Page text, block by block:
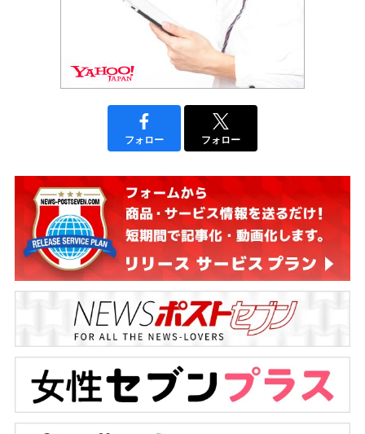
フォロー フォロー